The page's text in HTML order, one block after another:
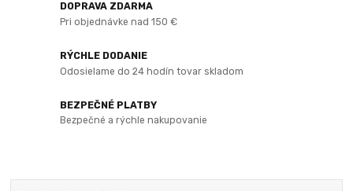
DOPRAVA ZDARMA
Pri objednávke nad 150 €
RÝCHLE DODANIE
Odosielame do 24 hodín tovar skladom
BEZPEČNÉ PLATBY
Bezpečné a rýchle nakupovanie